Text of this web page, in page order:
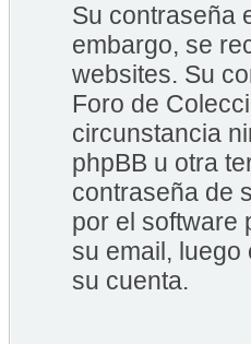
Su contraseña
embargo, se
websites. Su
Foro de
circunstancia
phpBB u otra
contraseña de
por el software
su email,
su cuenta.